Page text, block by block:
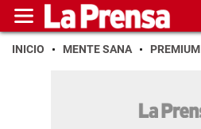
INICIO MENTE SANA PREMIUM